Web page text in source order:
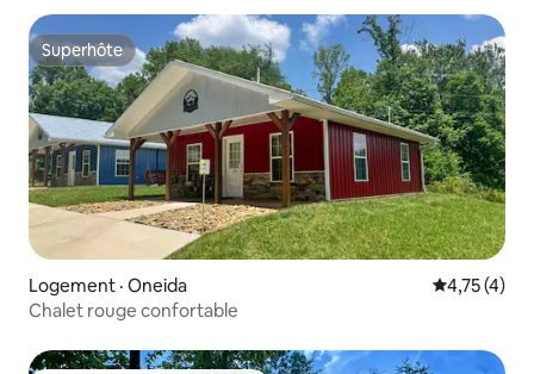
Superhôte
Superhôte
Logement · Oneida Note
4,75 (4)
Chalet rouge confortable